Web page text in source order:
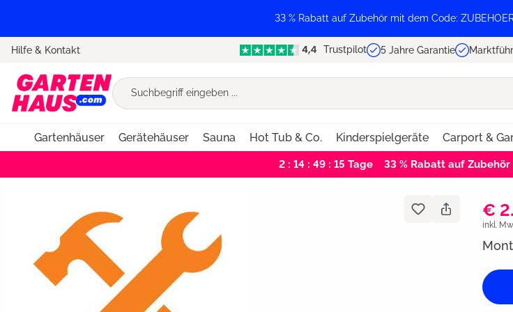
33 % Rabatt auf Zubehör mit dem Code:
Hilfe & Kontakt Trustpilot 5 Jahre Garantie
Gartenhäuser Gerätehäuser Sauna Hot Tub & Co. Kinderspielgeräte Carport &
2 : 14 : 49 : 14 Tage 33 % Rabatt auf Zubehör
€
inkl.